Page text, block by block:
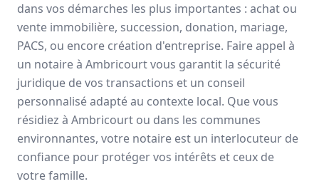
dans vos démarches les plus importantes : achat ou
vente immobilière, succession, donation, mariage,
PACS, ou encore création d'entreprise. Faire appel à
un notaire à Ambricourtvous garantit la sécurité
juridique de vos transactions et un conseil
personnalisé adapté au contexte local. Que vous
résidiez à Ambricourt ou dans les communes
environnantes, votre notaire est un interlocuteur de
confiance pour protéger vos intérêts et ceux de
votre famille.